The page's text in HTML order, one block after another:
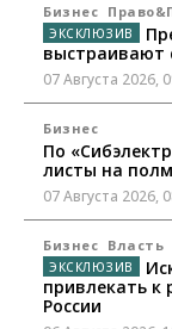
Бизнес
выстраивают
07 Августа 2026,
Бизнес
По
листы на
07 Августа 2026,
Бизнес Власть
привлекать к
России